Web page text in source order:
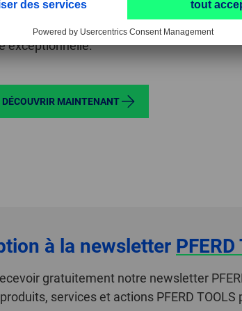
avec grain céramique séduisent
leur progression très rapide et leur durée
exceptionnelle.
DÉCOUVRIR MAINTENANT
à la newsletter PFERD
gratuitement notre newsletter
services et actions PFERD